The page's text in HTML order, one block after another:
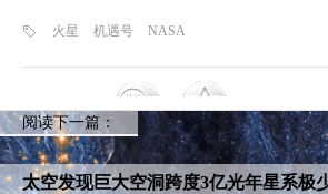
火星 机遇号 NASA
阅读下一篇：
太空发现巨大空洞跨度3亿光年星系极